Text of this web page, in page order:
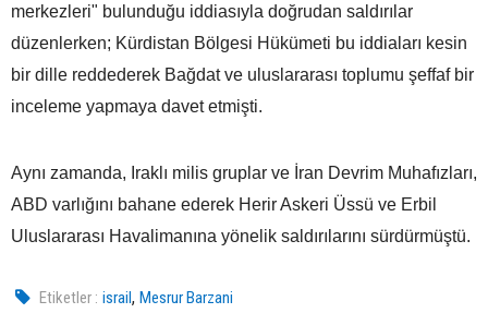
merkezleri" bulunduğu iddiasıyla doğrudan saldırılar
düzenlerken; Kürdistan Bölgesi Hükümeti bu iddiaları kesin
bir dille reddederek Bağdat ve uluslararası toplumu şeffaf bir
inceleme yapmaya davet etmişti.
Aynı zamanda, Iraklı milis gruplar ve İran Devrim Muhafızları,
ABD varlığını bahane ederek Herir Askeri Üssü ve Erbil
Uluslararası Havalimanına yönelik saldırılarını sürdürmüştü.
Etiketler : israil,Mesrur Barzani